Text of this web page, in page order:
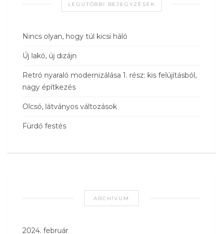
LEGUTÓBBI BEJEGYZÉSEK
Nincs olyan, hogy túl kicsi háló
Új lakó, új dizájn
Retró nyaraló modernizálása 1. rész: kis felújításból,
nagy építkezés
Olcsó, látványos változások
Fürdő festés
ARCHÍVUM
2024. február